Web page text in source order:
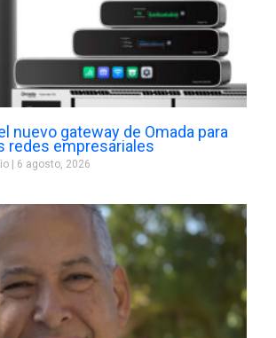
nuevo gateway de Omada para
redes empresariales
6 agosto, 2026